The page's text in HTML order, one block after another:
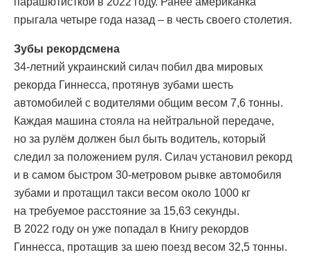
прыгала четыре года назад – в честь своего столетия.
Зубы рекордсмена
34-летний украинский силач побил два мировых
рекорда Гиннесса, протянув зубами шесть
автомобилей с водителями общим весом 7,6 тонны.
Каждая машина стояла на нейтральной передаче,
но за рулём должен был быть водитель, который
следил за положением руля. Силач установил рекорд
и в самом быстром 30-метровом рывке автомобиля
зубами и протащил такси весом около 1000 кг
на требуемое расстояние за 15,63 секунды.
В 2022 году он уже попадал в Книгу рекордов
Гиннесса, протащив за шею поезд весом 32,5 тонны.